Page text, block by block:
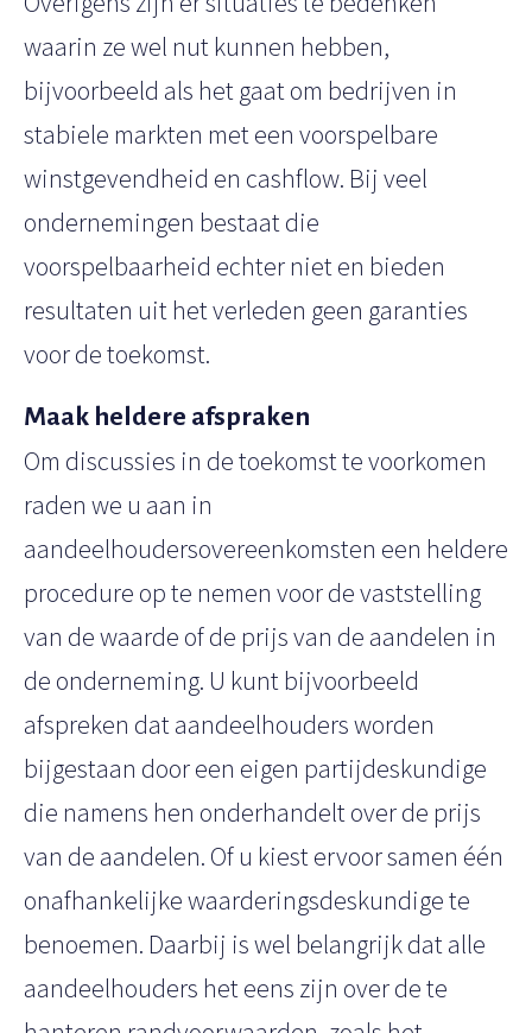
waarin ze wel nut kunnen hebben,
bijvoorbeeld als het gaat om bedrijven in
stabiele markten met een voorspelbare
winstgevendheid en cashflow. Bij veel
ondernemingen bestaat die
voorspelbaarheid echter niet en bieden
resultaten uit het verleden geen garanties
voor de toekomst.
Maak heldere afspraken
Om discussies in de toekomst te voorkomen
raden we u aan in
aandeelhoudersovereenkomsten een heldere
procedure op te nemen voor de vaststelling
van de waarde of de prijs van de aandelen in
de onderneming. U kunt bijvoorbeeld
afspreken dat aandeelhouders worden
bijgestaan door een eigen partijdeskundige
die namens hen onderhandelt over de prijs
van de aandelen. Of u kiest ervoor samen één
onafhankelijke waarderingsdeskundige te
benoemen. Daarbij is wel belangrijk dat alle
aandeelhouders het eens zijn over de te